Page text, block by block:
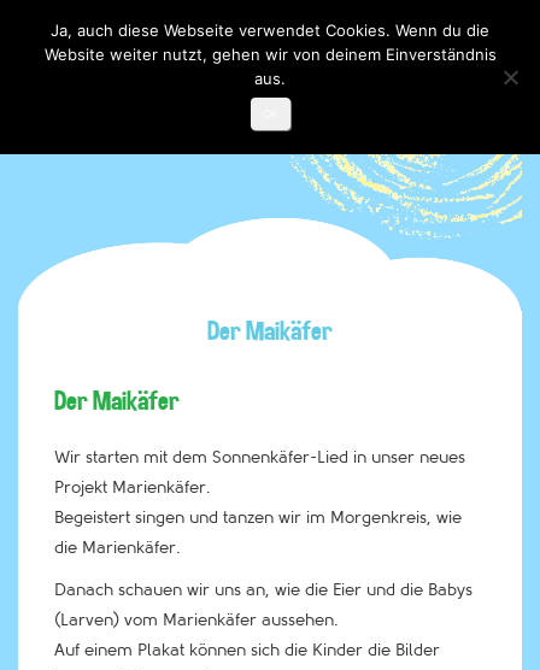
Toggle

Der Maikäfer
Der Maikäfer
Wir starten mit dem Sonnenkäfer-Lied in unser neues
Projekt Marienkäfer.
Begeistert singen und tanzen wir im Morgenkreis, wie
die Marienkäfer.
Danach schauen wir uns an, wie die Eier und die Babys
(Larven) vom Marienkäfer aussehen.
Auf einem Plakat können sich die Kinder die Bilder
Ja, auch diese Webseite verwendet Cookies. Wenn du die
Website weiter nutzt, gehen wir von deinem Einverständnis
aus.